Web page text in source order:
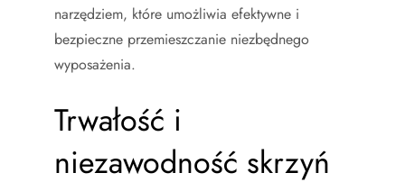
narzędziem, które umożliwia efektywne i
bezpieczne przemieszczanie niezbędnego
wyposażenia.
Trwałość i
niezawodność skrzyń